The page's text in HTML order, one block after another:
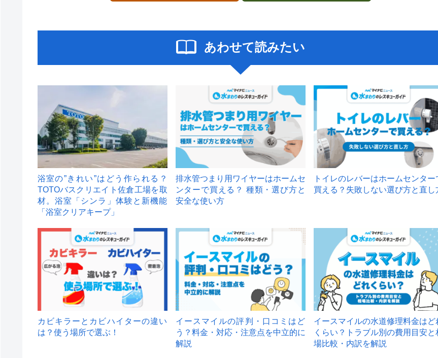
あわせて読みたい
浴室の”きれい”はどう作られる？
TOTOバスクリエイト佐倉工場を取
材。浴室「シンラ」体験と新機能
「浴室クリアキープ」
排水管つまり用ワイヤーはホームセ
ンターで買える？ 種類・選び方と
安全な使い方
トイレのレバーはホームセンター
買える？失敗しない選び方と直し
カビキラーとカビハイターの違い
は？使う場所で選ぶ！
イースマイルの評判・口コミはど
う？料金・対応・注意点を中立的に
解説
イースマイルの水道修理料金はど
くらい？トラブル別の費用目安と
場比較・内訳を解説